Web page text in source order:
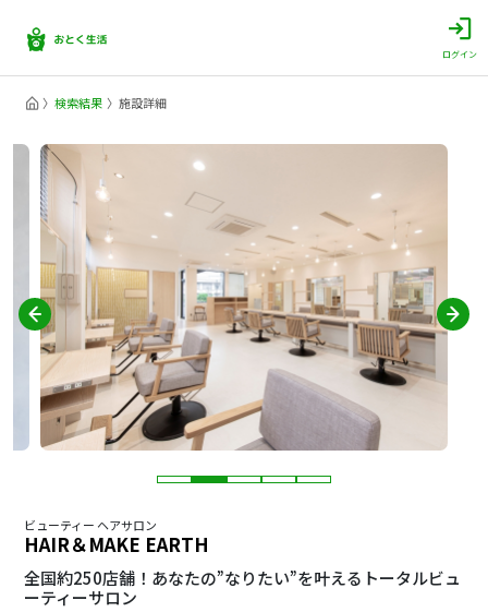
ログイン
検索結果 施設詳細
ビューティー ヘアサロン
HAIR＆MAKE EARTH
全国約250店舗！あなたの”なりたい”を叶えるトータルビュ
ーティーサロン